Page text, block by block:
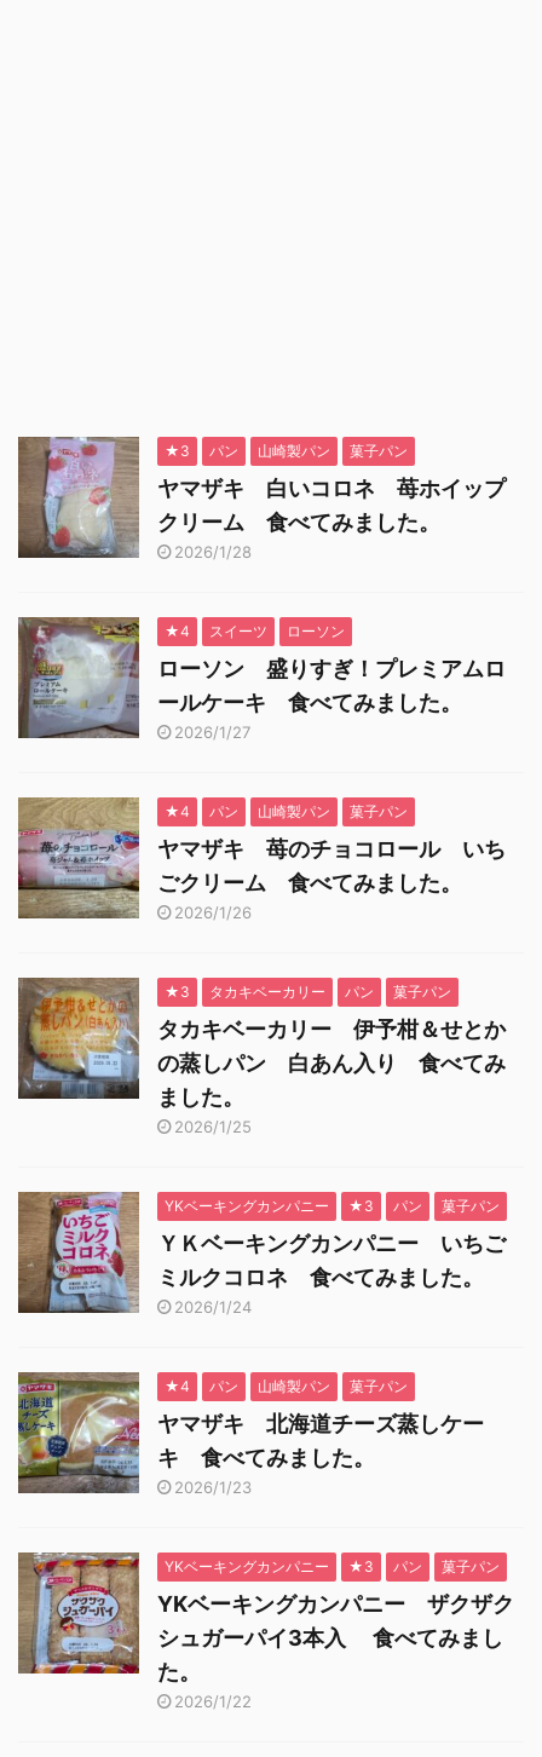
★3 パン 山崎製パン 菓子パン
ヤマザキ 白いコロネ 苺ホイップ
クリーム 食べてみました。
2026/1/28
★4 スイーツ ローソン
ローソン 盛りすぎ！プレミアムロ
ールケーキ 食べてみました。
2026/1/27
★4 パン 山崎製パン 菓子パン
ヤマザキ 苺のチョコロール いち
ごクリーム 食べてみました。
2026/1/26
★3 タカキベーカリー パン 菓子パン
タカキベーカリー 伊予柑＆せとか
の蒸しパン 白あん入り 食べてみ
ました。
2026/1/25
YKベーキングカンパニー ★3 パン 菓子パン
ＹＫベーキングカンパニー いちご
ミルクコロネ 食べてみました。
2026/1/24
★4 パン 山崎製パン 菓子パン
ヤマザキ 北海道チーズ蒸しケー
キ 食べてみました。
2026/1/23
YKベーキングカンパニー ★3 パン 菓子パン
YKベーキングカンパニー ザクザク
シュガーパイ3本入 食べてみまし
た。
2026/1/22